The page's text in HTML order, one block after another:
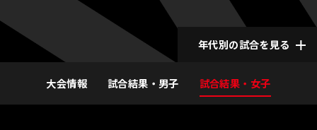
年代別の試合を見る
大会情報 試合結果・男子 試合結果・女子